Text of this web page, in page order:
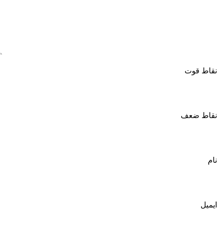
نقاط قوت
نقاط ضعف
نام
ایمیل